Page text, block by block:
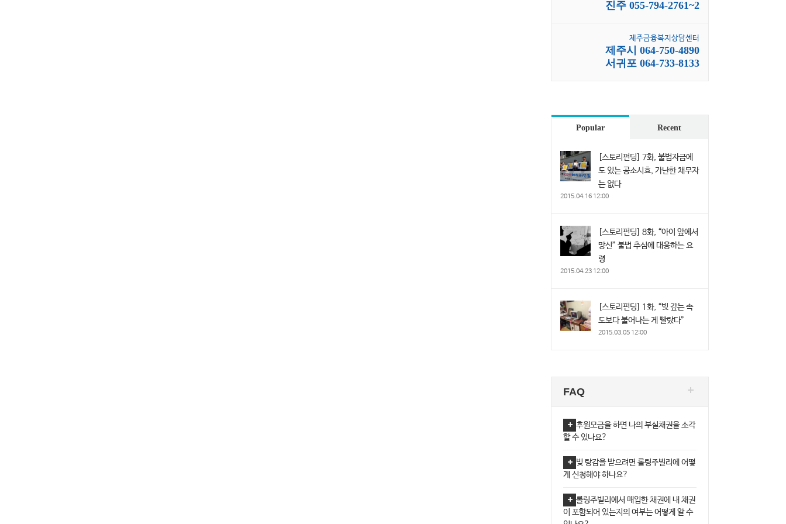
진주 055-794-2761~2
제주금융복지상담센터
제주시 064-750-4890
서귀포 064-733-8133
Popular Recent
[스토리펀딩] 7화, 불법자금에
도 있는 공소시효, 가난한 채무자
는 없다
2015.04.16 12:00
[스토리펀딩] 8화, “아이 앞에서
망신” 불법 추심에 대응하는 요
령
2015.04.23 12:00
[스토리펀딩] 1화, “빚 갚는 속
도보다 불어나는 게 빨랐다”
2015.03.05 12:00
FAQ
후원모금을 하면 나의 부실채권을 소각
할 수 있나요?
빚 탕감을 받으려면 롤링주빌리에 어떻
게 신청해야 하나요?
롤링주빌리에서 매입한 채권에 내 채권
이 포함되어 있는지의 여부는 어떻게 알 수